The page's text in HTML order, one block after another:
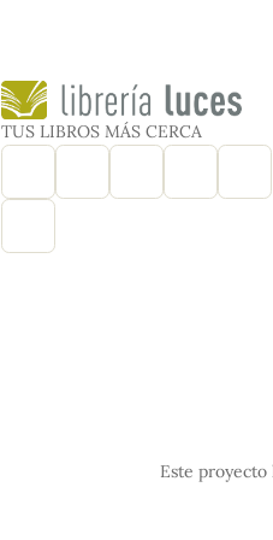
TUS LIBROS MÁS CERCA
Este